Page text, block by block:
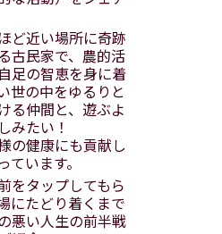
ど近い場所に奇跡
古民家で、農的活
足の智恵を身に着
世の中をゆるりと
る仲間と、遊ぶよ
みたい！
の健康にも貢献し
います。
をタップしてもら
にたどり着くまで
悪い人生の前半戦